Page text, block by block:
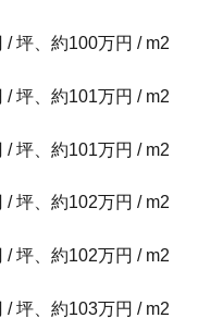
坪、約100万円 / m2
坪、約101万円 / m2
坪、約101万円 / m2
坪、約102万円 / m2
坪、約102万円 / m2
坪、約103万円 / m2